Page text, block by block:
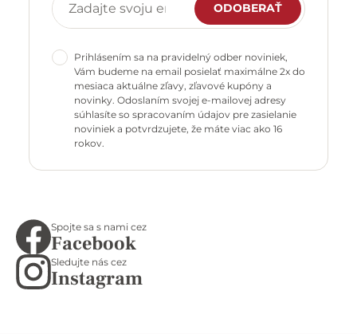
ODOBERAŤ
Prihlásením sa na pravidelný odber noviniek,
Vám budeme na email posielať maximálne 2x do
mesiaca aktuálne zľavy, zľavové kupóny a
novinky. Odoslaním svojej e-mailovej adresy
súhlasíte so spracovaním údajov pre zasielanie
noviniek a potvrdzujete, že máte viac ako 16
rokov.
Spojte sa s nami cez
Facebook
Sledujte nás cez
Instagram